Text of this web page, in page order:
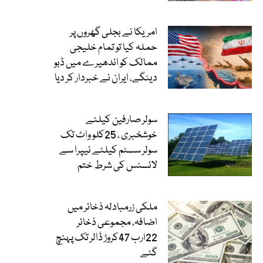
امریکا نے بجلی گھروں پر
حملہ کیا تو تمام خلیجی
ممالک کو اندھیرے میں ڈبو
دینگے، ایران نے خبردار کر دیا
سولر صارفین کیلئے
خوشخبری ، 25کلو واٹ تک
سولر سسٹم کیلئے نیپرا سے
لائسنس کی شرط ختم
ملکی زرمبادلہ ذخائر میں
اضافہ، مجموعی ذخائر
22ارب 47کروڑ ڈالر تک پہنچ
گئے